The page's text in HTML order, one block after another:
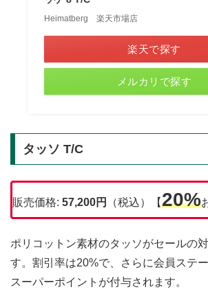
Heimatberg 楽天市場店
楽天で探す
メルカリで探す
タッソ T/C
販売価格: 57,200円 （税込）【20%
ポリコットン素材のタッソがセールの
す。割引率は20%で、さらに会員ステ
スーパーポイントが付与されます。